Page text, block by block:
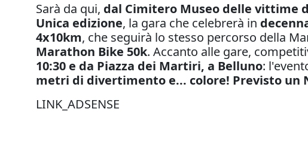
Sarà da qui, dal Cimitero Museo delle vittime
Unica edizione, la gara che celebrerà in
4x10km, che seguirà lo stesso percorso della
Marathon Bike 50k. Accanto alle gare,
10:30 e da Piazza dei Martiri, a Belluno:
metri di divertimento e... colore! Previsto
LINK_ADSENSE